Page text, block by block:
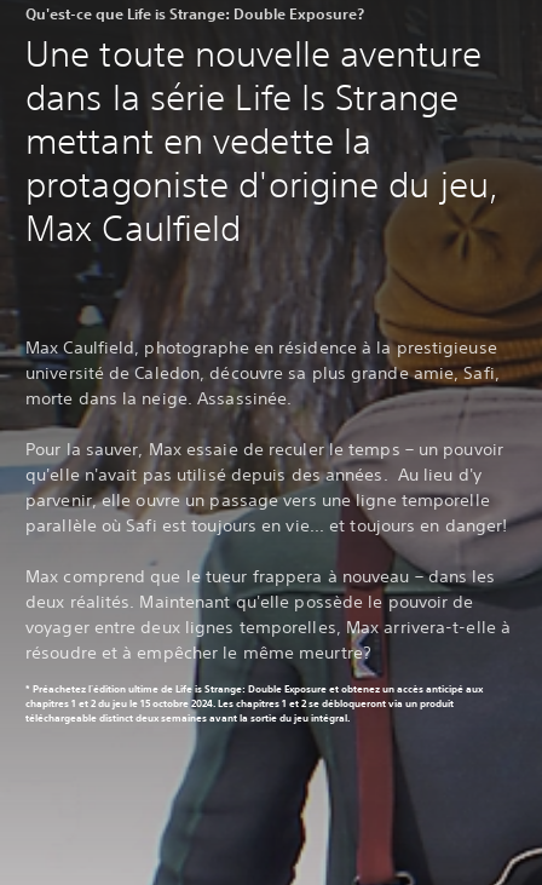
Qu'est-ce que Life is Strange: Double Exposure?
Une toute nouvelle aventure
dans la série Life Is Strange
mettant en vedette la
protagoniste d'origine du jeu,
Max Caulfield
Max Caulfield, photographe en résidence à la prestigieuse
université de Caledon, découvre sa plus grande amie, Safi,
morte dans la neige. Assassinée.
Pour la sauver, Max essaie de reculer le temps – un pouvoir
qu'elle n'avait pas utilisé depuis des années. Au lieu d'y
parvenir, elle ouvre un passage vers une ligne temporelle
parallèle où Safi est toujours en vie... et toujours en danger!
Max comprend que le tueur frappera à nouveau – dans les
deux réalités. Maintenant qu'elle possède le pouvoir de
voyager entre deux lignes temporelles, Max arrivera-t-elle à
résoudre et à empêcher le même meurtre?
* Préachetez l'édition ultime de Life is Strange: Double Exposure et obtenez un accès anticipé aux
chapitres 1 et 2 du jeu le 15 octobre 2024. Les chapitres 1 et 2 se débloqueront via un produit
téléchargeable distinct deux semaines avant la sortie du jeu intégral.